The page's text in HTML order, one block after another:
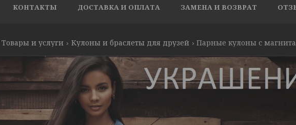
КОНТАКТЫ ДОСТАВКА И ОПЛАТА ЗАМЕНА И ВОЗВРАТ
Товары и услуги Кулоны и браслеты для друзей Парные кулоны с